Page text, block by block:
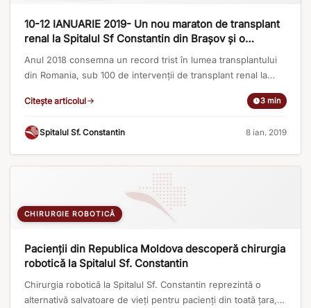
10-12 IANUARIE 2019- Un nou maraton de transplant
renal la Spitalul Sf Constantin din Braşov şi o
premieră medicală pentru Europa de Est
Anul 2018 consemna un record trist în lumea transplantului
din Romania, sub 100 de intervenţii de transplant renal la
nivel naţional, raportat la necesarul de 3000 de grefe pe an.
Tot În anul 2018, la început de Iunie, publicam un material
Gilles Mentha” de la Spitalul Sf Constantin [...]
Citește articolul 3 min
Spitalul Sf. Constantin· 8 ian. 2019
CHIRURGIE ROBOTICĂ
Pacienții din Republica Moldova descoperă chirurgia
robotică la Spitalul Sf. Constantin
Chirurgia robotică la Spitalul Sf. Constantin reprezintă o
alternativă salvatoare de vieți pentru pacienți din toată țara,